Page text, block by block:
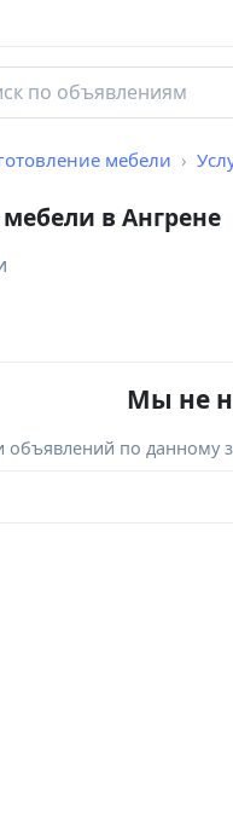
мебели
в Ангрене
Мы не
по данному